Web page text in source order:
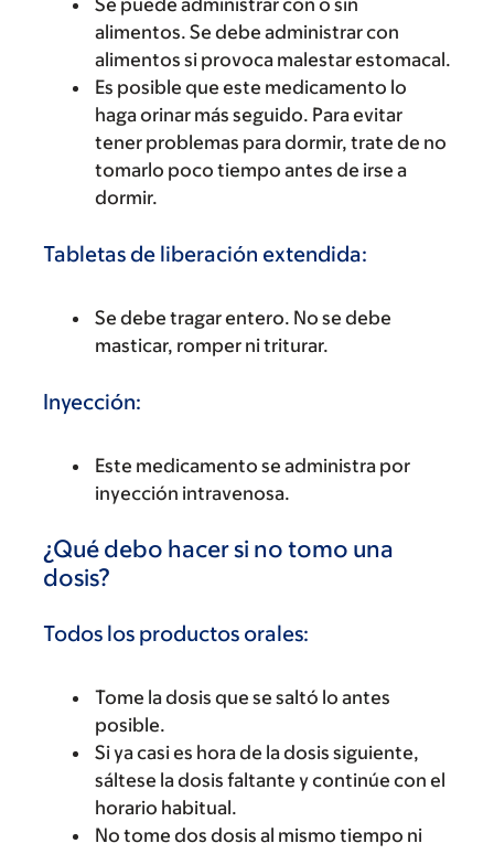
Se puede administrar con o sin
alimentos. Se debe administrar con
alimentos si provoca malestar estomacal.
Es posible que este medicamento lo
haga orinar más seguido. Para evitar
tener problemas para dormir, trate de no
tomarlo poco tiempo antes de irse a
dormir.
Tabletas de liberación extendida:
Se debe tragar entero. No se debe
masticar, romper ni triturar.
Inyección:
Este medicamento se administra por
inyección intravenosa.
¿Qué debo hacer si no tomo una
dosis?
Todos los productos orales:
Tome la dosis que se saltó lo antes
posible.
Si ya casi es hora de la dosis siguiente,
sáltese la dosis faltante y continúe con el
horario habitual.
No tome dos dosis al mismo tiempo ni